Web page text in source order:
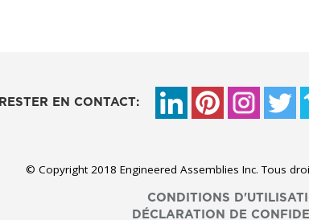
RESTER EN CONTACT:
© Copyright 2018 Engineered Assemblies Inc. Tous
CONDITIONS
DÉCLARATION DE